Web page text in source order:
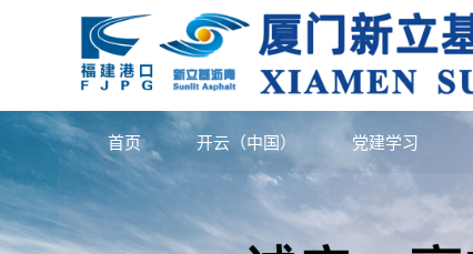
首页 开云（中国） 党建学习